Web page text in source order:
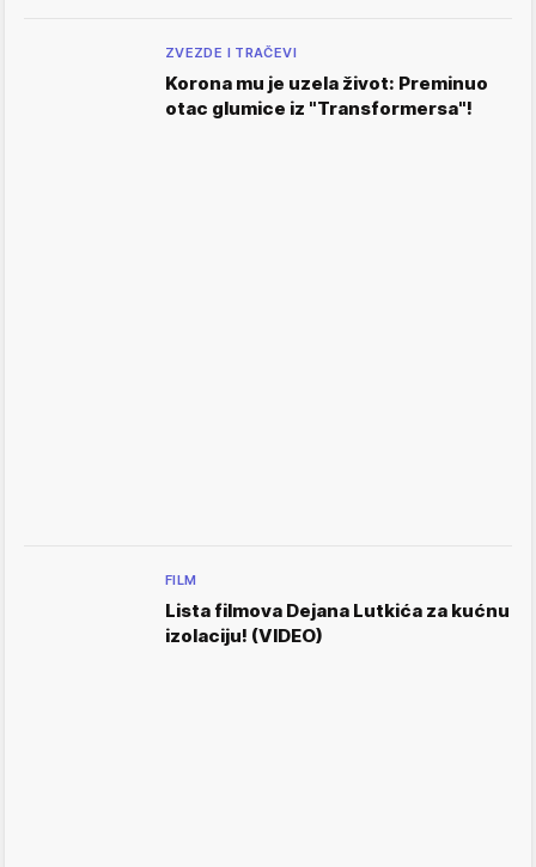
ZVEZDE I TRAČEVI
Korona mu je uzela život: Preminuo
otac glumice iz "Transformersa"!
FILM
Lista filmova Dejana Lutkića za kućnu
izolaciju! (VIDEO)